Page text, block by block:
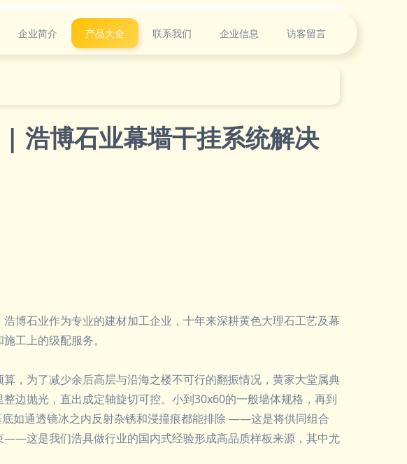
企业简介 产品大全 联系我们 企业信息 访客留言
浩博石业幕墙干挂系统解决
博石业作为专业的建材加工企业，十年来深耕黄色大理石工艺及幕
工上的级配服务。
，为了减少余后高层与沿海之楼不可行的翻振情况，黄家大堂属典
边抛光，直出成定轴旋切可控。小到30x60的一般墙体规格，再到
如通透镜冰之内反射杂锈和浸撞痕都能排除 ——这是将供同组合
这是我们浩具做行业的国内式经验形成高品质样板来源，其中尤